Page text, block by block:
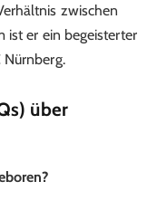
zwischen
ist er ein begeisterter
Nürnberg.
über